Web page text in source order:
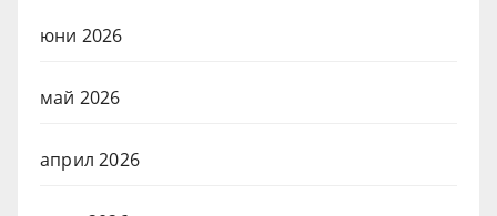
юни 2026
май 2026
април 2026